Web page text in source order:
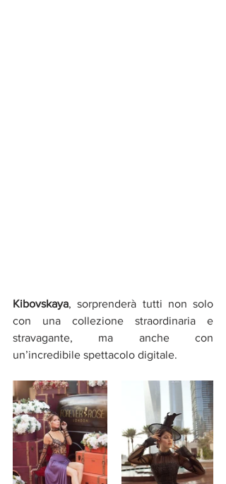
Kibovskaya, sorprenderà tutti non solo
con una collezione straordinaria e
stravagante, ma anche con
un’incredibile spettacolo digitale.